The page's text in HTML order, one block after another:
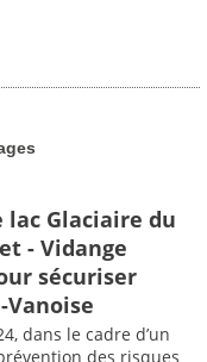
lac Glaciaire du
- Vidange
sécuriser
Vanoise
dans le cadre d’un
des risques